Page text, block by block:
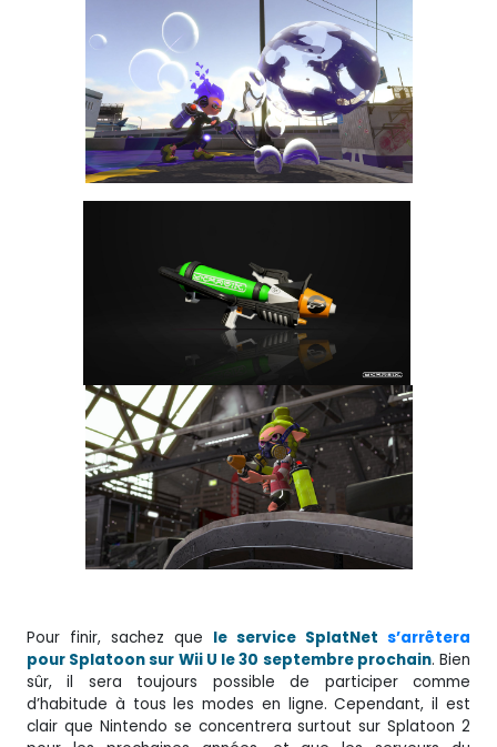
Pour finir, sachez que le service SplatNet s’arrêtera
pour Splatoon sur Wii U le 30 septembre prochain. Bien
sûr, il sera toujours possible de participer comme
d’habitude à tous les modes en ligne. Cependant, il est
clair que Nintendo se concentrera surtout sur Splatoon 2